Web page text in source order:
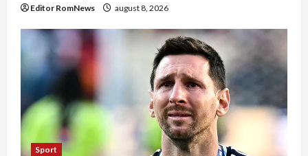
Editor RomNews august 8, 2026
Sport